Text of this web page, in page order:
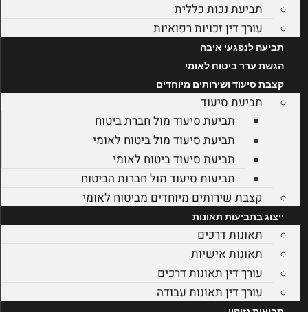
תביעת נכות כללית
עורך דין זכויות רפואיות
תביעה לנפגעי איבה
הגשת ערר ביטוח לאומי
קצבת סיעוד ושירותים מיוחדים
תביעת סיעוד
תביעת סיעוד מול חברת ביטוח
תביעת סיעוד מול ביטוח לאומי
תביעת סיעוד ביטוח לאומי
תביעות סיעוד מול חברות הביטוח
קצבת שירותים מיוחדים מביטוח לאומי
ייצוג בתביעות תאונות
תאונות דרכים
תאונות אישיות
עורך דין תאונות דרכים
עורך דין תאונות עבודה